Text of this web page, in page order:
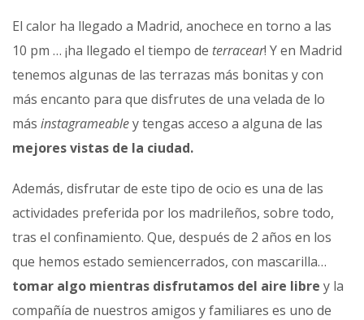
El calor ha llegado a Madrid, anochece en torno a las
10 pm … ¡ha llegado el tiempo de terracear! Y en Madrid
tenemos algunas de las terrazas más bonitas y con
más encanto para que disfrutes de una velada de lo
más instagrameabley tengas acceso a alguna de las
mejores vistas de la ciudad.
Además, disfrutar de este tipo de ocio es una de las
actividades preferida por los madrileños, sobre todo,
tras el confinamiento. Que, después de 2 años en los
que hemos estado semiencerrados, con mascarilla…
tomar algo mientras disfrutamos del aire libre y la
compañía de nuestros amigos y familiares es uno de